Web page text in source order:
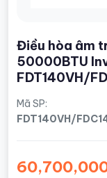
Điều hòa âm
50000BTU
FDT140VH/
Mã SP:
FDT140VH/